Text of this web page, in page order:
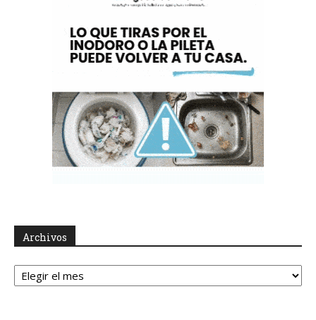
Archivos
Archivos